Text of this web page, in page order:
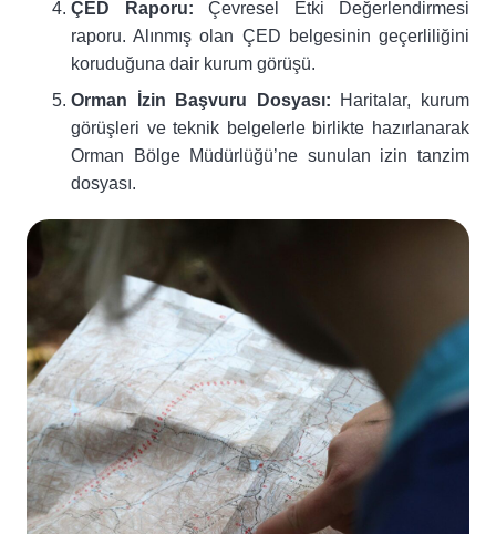
ÇED Raporu: Çevresel Etki Değerlendirmesi
raporu. Alınmış olan ÇED belgesinin geçerliliğini
koruduğuna dair kurum görüşü.
Orman İzin Başvuru Dosyası: Haritalar, kurum
görüşleri ve teknik belgelerle birlikte hazırlanarak
Orman Bölge Müdürlüğü’ne sunulan izin tanzim
dosyası.